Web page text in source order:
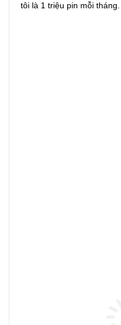
tôi là 1 triệu pin mỗi tháng.